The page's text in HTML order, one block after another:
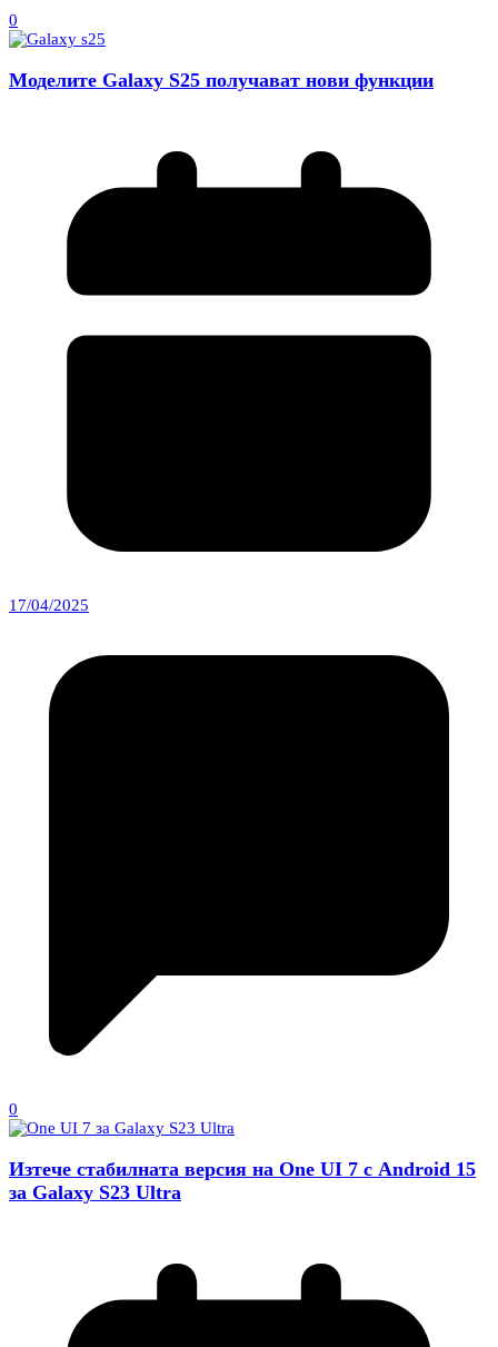
0
Моделите Galaxy S25 получават нови функции
17/04/2025
0
Изтече стабилната версия на One UI 7 с Android 15
за Galaxy S23 Ultra